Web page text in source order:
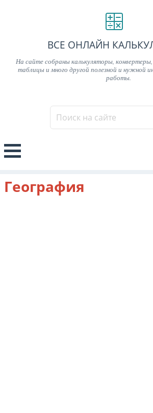
ВСЕ ОНЛАЙН
На сайте собраны калькуляторы,
таблицы и много другой полезной и нужной
работы.
География